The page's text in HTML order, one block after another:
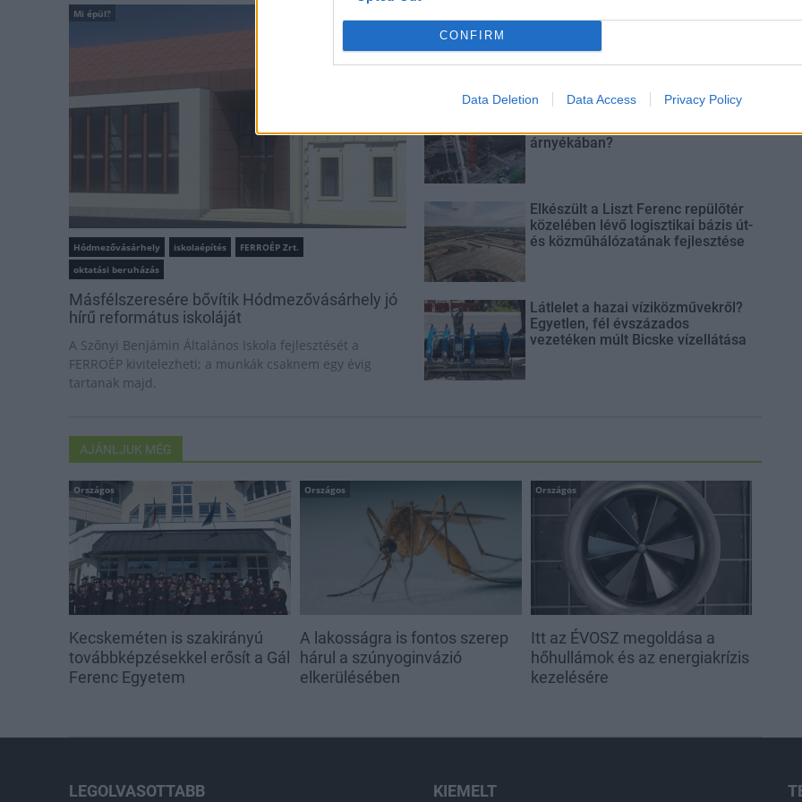
CONFIRM
Data Deletion Data Access Privacy Policy
Mi épül?
Hódmezővásárhely iskolaépítés
FERROÉP Zrt.
oktatási beruházás
Másfélszeresére bővítik Hódmezővásárhely jó
hírű református iskoláját
A Szőnyi Benjámin Általános Iskola fejlesztését a
FERROÉP kivitelezheti; a munkák csaknem egy évig
tartanak majd.
Paks II.: Mit jelent az 5. blokk új
árnyékában?
Elkészült a Liszt Ferenc repülőtér
közelében lévő logisztikai bázis út-
és közműhálózatának fejlesztése
Látlelet a hazai víziközművekről?
Egyetlen, fél évszázados
vezetéken múlt Bicske vízellátása
AJÁNLJUK MÉG
Országos
Kecskeméten is szakirányú
továbbképzésekkel erősít a Gál
Ferenc Egyetem
Országos
A lakosságra is fontos szerep
hárul a szúnyoginvázió
elkerülésében
Országos
Itt az ÉVOSZ megoldása a
hőhullámok és az energiakrízis
kezelésére
LEGOLVASOTTABB KIEMELT